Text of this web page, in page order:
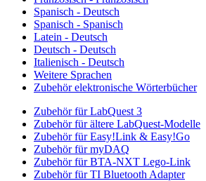
Spanisch - Deutsch
Spanisch - Spanisch
Latein - Deutsch
Deutsch - Deutsch
Italienisch - Deutsch
Weitere Sprachen
Zubehör elektronische Wörterbücher
Zubehör für LabQuest 3
Zubehör für ältere LabQuest-Modelle
Zubehör für Easy!Link & Easy!Go
Zubehör für myDAQ
Zubehör für BTA-NXT Lego-Link
Zubehör für TI Bluetooth Adapter